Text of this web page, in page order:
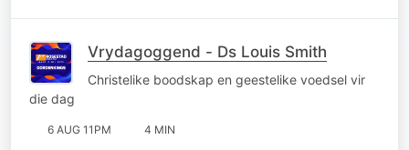
Vrydagoggend - Ds Louis Smith
Christelike boodskap en geestelike voedsel vir
die dag
6 AUG 11PM 4 MIN